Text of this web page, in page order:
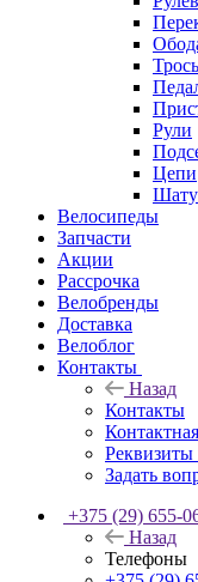
Рули
Цепи
Велосипеды
Запчасти
Акции
Рассрочка
Велобренды
Доставка
Велоблог
Контакты
Назад
Контакты
Задать
+375 (29) 655-
Назад
Телефоны